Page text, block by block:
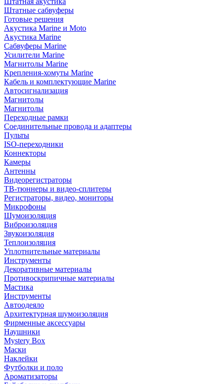
Штатные сабвуферы
Готовые решения
Акустика Marine и Moto
Акустика Marine
Сабвуферы Marine
Усилители Marine
Магнитолы Marine
Крепления-хомуты Marine
Кабель и комплектующие Marine
Автосигнализация
Магнитолы
Магнитолы
Переходные рамки
Соединительные провода и адаптеры
Пульты
ISO-переходники
Коннекторы
Камеры
Антенны
Видеорегистраторы
ТВ-тюннеры и видео-сплитеры
Регистраторы, видео, мониторы
Микрофоны
Шумоизоляция
Виброизоляция
Звукоизоляция
Теплоизоляция
Уплотнительные материалы
Инструменты
Декоративные материалы
Противоскрипичные материалы
Мастика
Инструменты
Автоодеяло
Архитектурная шумоизоляция
Фирменные аксессуары
Наушники
Mystery Box
Маски
Наклейки
Футболки и поло
Ароматизаторы